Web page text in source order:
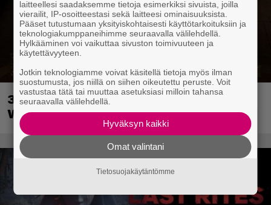
30-vuotias Quake sai uuden episodin
Wolfenstein-kehittäjiltä
laitteellesi saadaksemme tietoja esimerkiksi sivuista, joilla
vierailit, IP-osoitteestasi sekä laitteesi ominaisuuksista.
Pääset tutustumaan yksityiskohtaisesti käyttötarkoituksiin ja
teknologiakumppaneihimme seuraavalla välilehdellä.
Hylkääminen voi vaikuttaa sivuston toimivuuteen ja
käytettävyyteen.
Jotkin teknologiamme voivat käsitellä tietoja myös ilman
suostumusta, jos niillä on siihen oikeutettu peruste. Voit
vastustaa tätä tai muuttaa asetuksiasi milloin tahansa
seuraavalla välilehdellä.
Hyväksyn kaikki
Omat valintani
Tietosuojakäytäntömme